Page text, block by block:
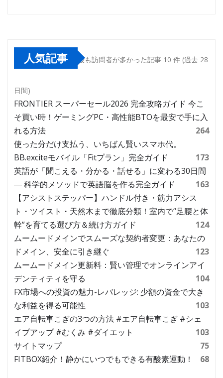
人気記事 最も訪問者が多かった記事 10 件 (過去 28
日間)
FRONTIER スーパーセール2026 完全攻略ガイド 今こ
そ買い時！ゲーミングPC・高性能BTOを最安で手に入
れる方法
264
使った分だけ支払う、いちばん賢いスマホ代。
BB.exciteモバイル「Fitプラン」完全ガイド
173
英語が「聞こえる・分かる・話せる」に変わる30日間
― 科学的メソッドで英語脳を作る完全ガイド
163
【アシストステッパー】ハンドル付き・筋力アシス
ト・ツイスト・天然木まで徹底分類！室内で“足腰と体
幹”を育てる選び方＆続け方ガイド
124
ムームードメインでスムーズな契約者変更：あなたの
ドメイン、安全に引き継ぐ
123
ムームードメイン更新料：賢い管理でオンラインアイ
デンティティを守る
104
FX市場への投資の魅力-レバレッジ: 少額の資金で大き
な利益を得る可能性
103
エア自転車こぎの3つの方法 #エア自転車こぎ #シェ
イプアップ #むくみ #ダイエット
103
サイトマップ
75
FITBOX紹介！静かにいつでもできる有酸素運動！
68